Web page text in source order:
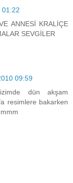
01:22
ANNESİ KRALİÇE
SEVGİLER
09:59
dün akşam
resimlere bakarken